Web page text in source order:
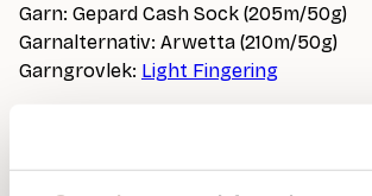
Garn: Gepard Cash Sock (205m/50g)
Garnalternativ: Arwetta (210m/50g)
Garngrovlek: Light Fingering
Strumpstickor: 2.50 mm